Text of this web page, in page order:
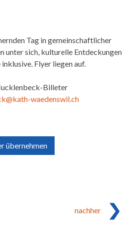
Tag in gemeinschaftlicher
unter sich, kulturelle Entdeckungen
Flyer liegen auf.
Billeter
waedenswil.ch
übernehmen
nachher